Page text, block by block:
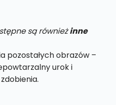
są równieżinne
pozostałych obrazów –
urok i